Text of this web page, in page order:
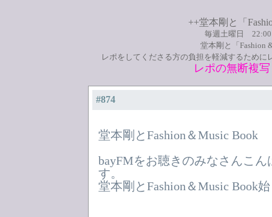
++堂本剛と「
毎週土曜日
堂本剛と「
レポをしてくださる方の負担を軽減するため
レポの無断複
#874
堂本剛とFashion＆Music Book
bayFMをお聴きのみなさんこ
す。
堂本剛とFashion＆Music Book